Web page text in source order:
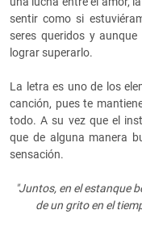
sentir como si
seres queridos y
lograr superarlo.
La letra es uno de los
canción, pues te
todo. A su vez que el
que de alguna manera
sensación.
"Juntos, en el estanque
de un grito en el